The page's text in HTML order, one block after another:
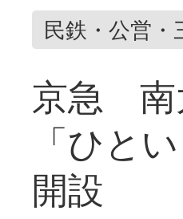
民鉄・公営・
京急 南
「ひと
開設